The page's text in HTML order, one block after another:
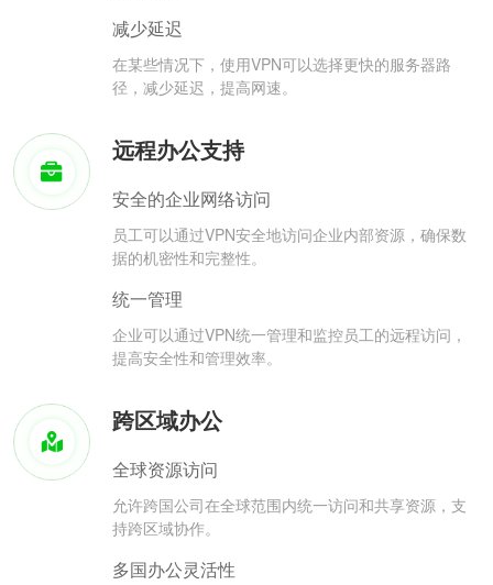
减少延迟
在某些情况下，使用VPN可以选择更快的服务器路
径，减少延迟，提高网速。
远程办公支持
安全的企业网络访问
员工可以通过VPN安全地访问企业内部资源，确保数
据的机密性和完整性。
统一管理
企业可以通过VPN统一管理和监控员工的远程访问，
提高安全性和管理效率。
跨区域办公
全球资源访问
允许跨国公司在全球范围内统一访问和共享资源，支
持跨区域协作。
多国办公灵活性